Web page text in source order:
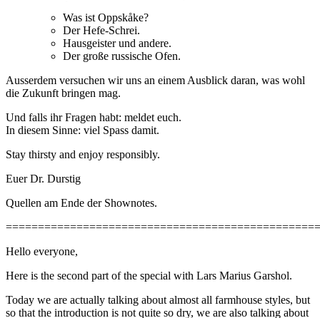
Was ist Oppskåke?
Der Hefe-Schrei.
Hausgeister und andere.
Der große russische Ofen.
Ausserdem versuchen wir uns an einem Ausblick daran, was wohl
die Zukunft bringen mag.
Und falls ihr Fragen habt: meldet euch.
In diesem Sinne: viel Spass damit.
Stay thirsty and enjoy responsibly.
Euer Dr. Durstig
Quellen am Ende der Shownotes.
Hello everyone,
Here is the second part of the special with Lars Marius Garshol.
Today we are actually talking about almost all farmhouse styles, but
so that the introduction is not quite so dry, we are also talking about